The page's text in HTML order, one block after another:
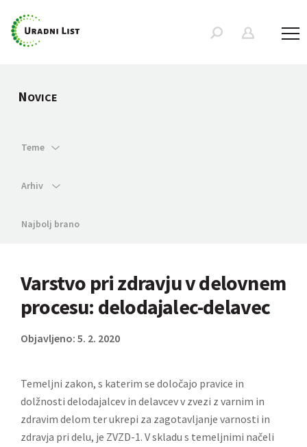
NOVICE
Teme
Arhiv
Najbolj brano
Varstvo pri zdravju v delovnem
procesu: delodajalec-delavec
Objavljeno: 5. 2. 2020
Temeljni zakon, s katerim se določajo pravice in
dolžnosti delodajalcev in delavcev v zvezi z varnim in
zdravim delom ter ukrepi za zagotavljanje varnosti in
zdravja pri delu, je ZVZD-1. V skladu s temeljnimi načeli